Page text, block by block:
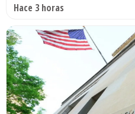
Hace 3 horas